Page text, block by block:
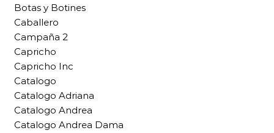
Botas y Botines
Caballero
Campaña 2
Capricho
Capricho Inc
Catalogo
Catalogo Adriana
Catalogo Andrea
Catalogo Andrea Dama